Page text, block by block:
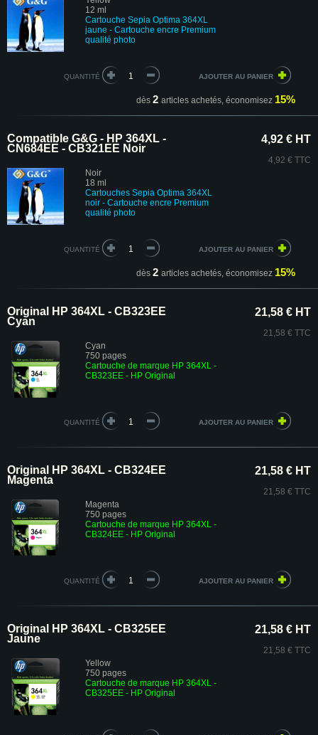
12 ml
Cartouche Sepia Optima 364XL
jaune - Cartouche encre Premium
qualité photo
QUANTITÉ
dès 2 articles achetés, économisez 15%
Compatible G&G - HP 364XL -
CN684EE - CB321EE Noir
Noir
18 ml
Cartouches Sepia Optima 364XL
noir - Cartouche encre Premium
qualité photo
4,92 € HT
4,92 € TTC
QUANTITÉ
dès 2 articles achetés, économisez 15%
Original HP 364XL - CB323EE
Cyan
Cyan
750 pages
Cartouche de marque HP 364XL -
CB323EE - HP Original
21,58 € HT
21,58 € TTC
QUANTITÉ
Original HP 364XL - CB324EE
Magenta
Magenta
750 pages
Cartouche de marque HP 364XL -
CB324EE - HP Original
21,58 € HT
21,58 € TTC
QUANTITÉ
Original HP 364XL - CB325EE
Jaune
Yellow
750 pages
Cartouche de marque HP 364XL -
CB325EE - HP Original
21,58 € HT
21,58 € TTC